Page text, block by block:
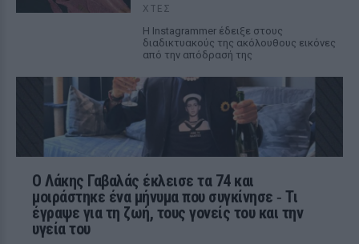
ΧΤΕΣ
Η Instagrammer έδειξε στους
διαδικτυακούς της ακόλουθους εικόνες
από την απόδρασή της
Ο Λάκης Γαβαλάς έκλεισε τα 74 και
μοιράστηκε ένα μήνυμα που συγκίνησε ‑ Τι
έγραψε για τη ζωή, τους γονείς του και την
υγεία του